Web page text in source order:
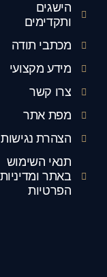
הישגים
ותקדימים
מכתבי תודה
מידע מקצועי
צרו קשר
מפת אתר
הצהרת נגישות
תנאי השימוש
באתר ומדיניות
הפרטיות